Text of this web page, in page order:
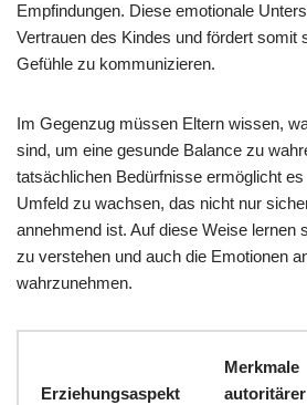
Empfindungen. Diese emotionale
Vertrauen des Kindes und fördert somit
Gefühle zu kommunizieren.
Im Gegenzug müssen Eltern wissen,
sind, um eine gesunde Balance zu
tatsächlichen Bedürfnisse ermöglicht
Umfeld zu wachsen, das nicht nur
annehmend ist. Auf diese Weise lernen
zu verstehen und auch die Emotionen
wahrzunehmen.
Erziehungsaspekt
Merkmale
autoritärer